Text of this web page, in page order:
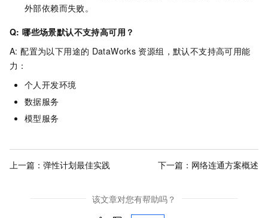
外部依赖而失败。
Q: 哪些场景默认不支持高可用？
A: 配置为以下用途的 DataWorks 资源组，默认不支持高可用能
力：
个人开发环境
数据服务
模型服务
上一篇： 弹性计划最佳实践 下一篇： 网络连通方案概述
该文章对您有帮助吗？